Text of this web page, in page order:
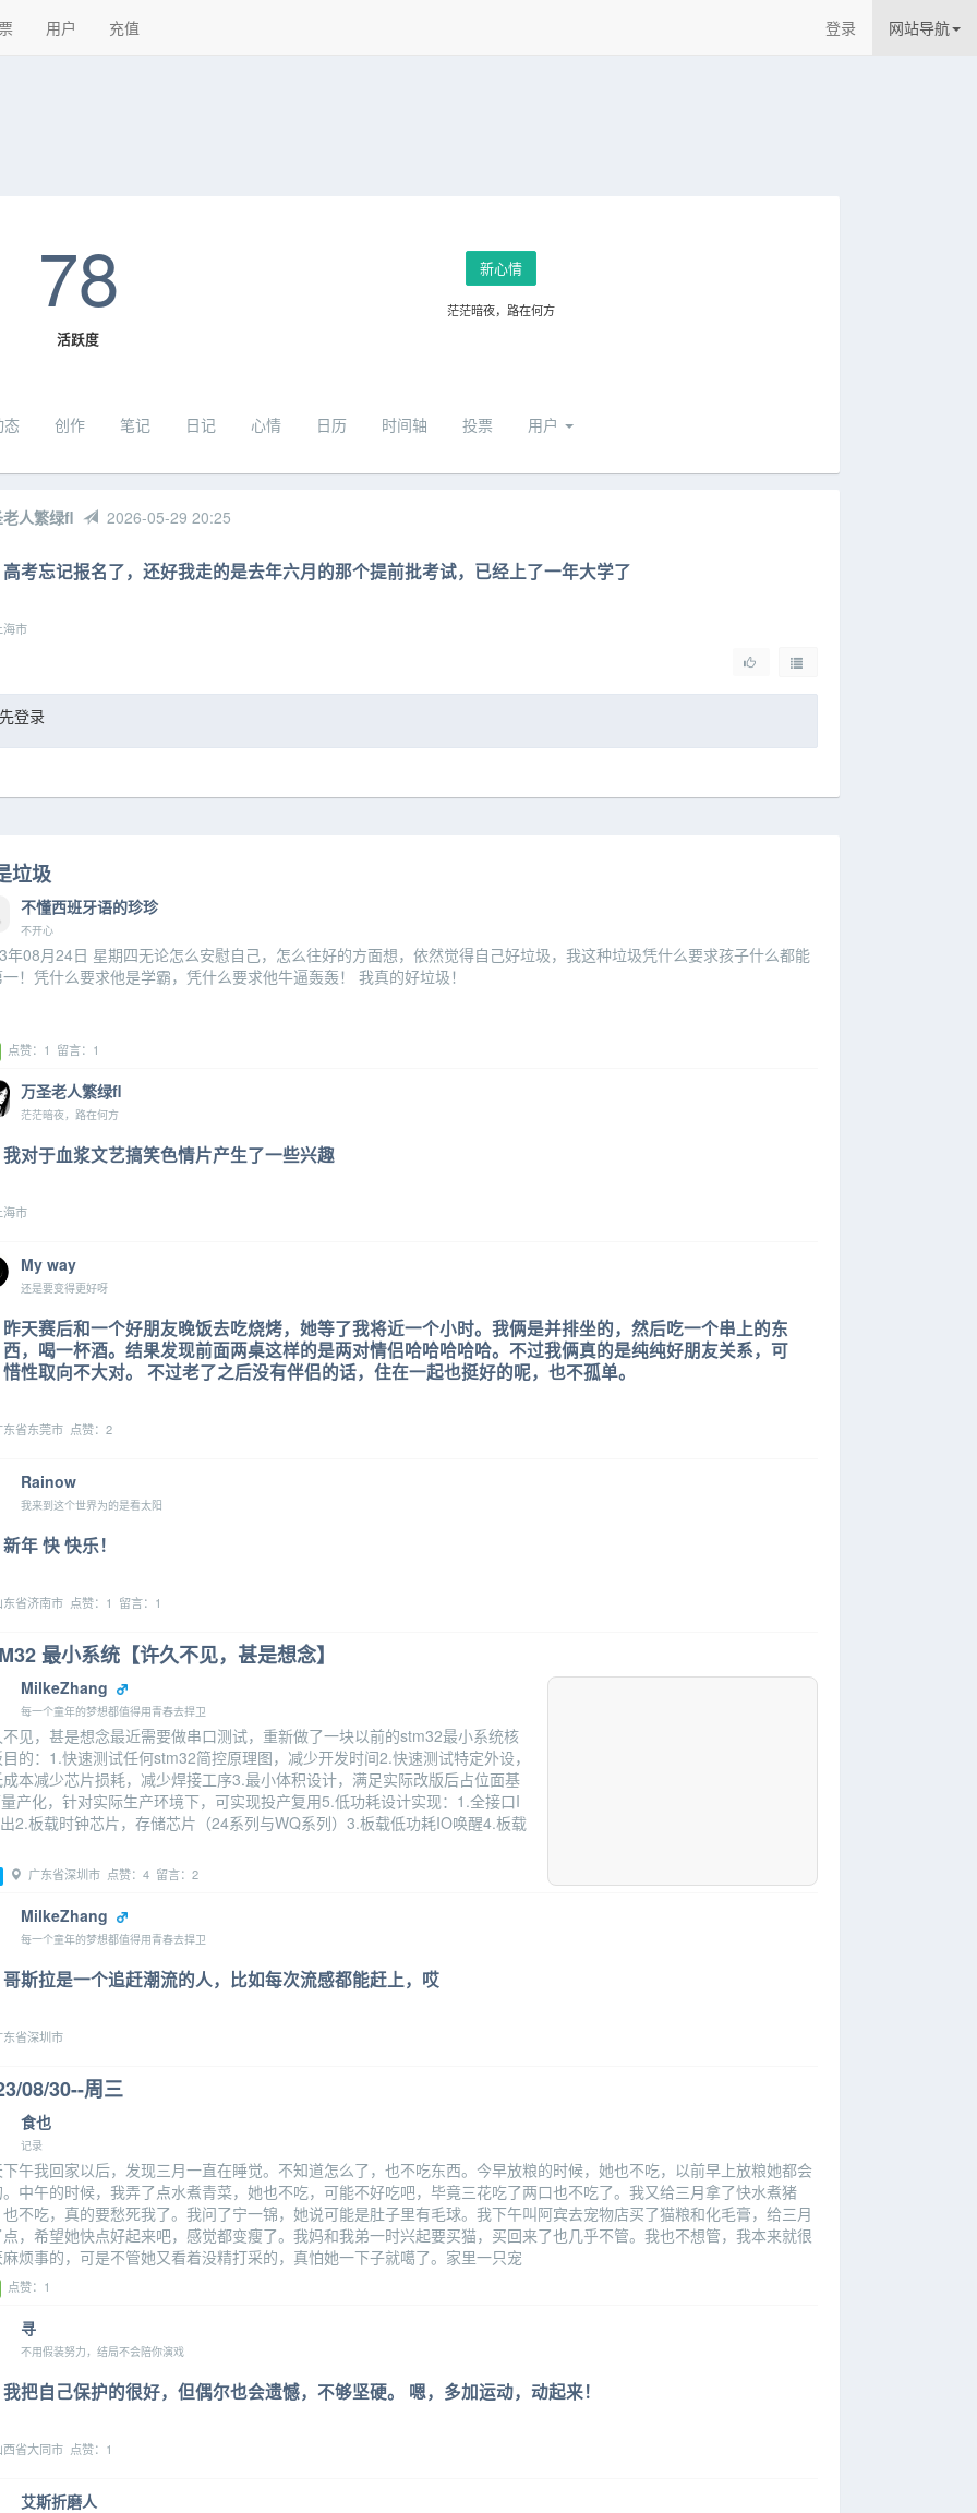
用户 充值 登录 网站导航
78
活跃度
新心情
茫茫暗夜，路在何方
态 创作 笔记 日记 心情 日历 时间轴 投票 用户
人繁绿fl 2026-05-29 20:25
高考忘记报名了，还好我走的是去年六月的那个提前批考试，已经上了一年大学了
市
登录
垃圾
不懂西班牙语的珍珍
不开心
年08月24日 星期四无论怎么安慰自己，怎么往好的方面想，依然觉得自己好垃圾，我这种垃圾凭什么要求孩子什么都能
！凭什么要求他是学霸，凭什么要求他牛逼轰轰！ 我真的好垃圾！
点赞：1 留言：1
万圣老人繁绿fl
茫茫暗夜，路在何方
我对于血浆文艺搞笑色情片产生了一些兴趣
市
My way
还是要变得更好呀
昨天赛后和一个好朋友晚饭去吃烧烤，她等了我将近一个小时。我俩是并排坐的，然后吃一个串上的东
西，喝一杯酒。结果发现前面两桌这样的是两对情侣哈哈哈哈哈。不过我俩真的是纯纯好朋友关系，可
惜性取向不大对。 不过老了之后没有伴侣的话，住在一起也挺好的呢，也不孤单。
省东莞市 点赞：2
Rainow
我来到这个世界为的是看太阳
新年 快 快乐！
省济南市 点赞：1 留言：1
最小系统【许久不见，甚是想念】
MilkeZhang
每一个童年的梦想都值得用青春去捍卫
见，甚是想念最近需要做串口测试，重新做了一块以前的stm32最小系统核
的：1.快速测试任何stm32简控原理图，减少开发时间2.快速测试特定外设，
本减少芯片损耗，减少焊接工序3.最小体积设计，满足实际改版后占位面基
产化，针对实际生产环境下，可实现投产复用5.低功耗设计实现：1.全接口I
2.板载时钟芯片，存储芯片（24系列与WQ系列）3.板载低功耗IO唤醒4.板载
广东省深圳市 点赞：4 留言：2
MilkeZhang
每一个童年的梦想都值得用青春去捍卫
哥斯拉是一个追赶潮流的人，比如每次流感都能赶上，哎
省深圳市
08/30--周三
食也
记录
午我回家以后，发现三月一直在睡觉。不知道怎么了，也不吃东西。今早放粮的时候，她也不吃，以前早上放粮她都会
中午的时候，我弄了点水煮青菜，她也不吃，可能不好吃吧，毕竟三花吃了两口也不吃了。我又给三月拿了快水煮猪
不吃，真的要愁死我了。我问了宁一锦，她说可能是肚子里有毛球。我下午叫阿宾去宠物店买了猫粮和化毛膏，给三月
，希望她快点好起来吧，感觉都变瘦了。我妈和我弟一时兴起要买猫，买回来了也几乎不管。我也不想管，我本来就很
烦事的，可是不管她又看着没精打采的，真怕她一下子就噶了。家里一只宠
点赞：1
寻
不用假装努力，结局不会陪你演戏
我把自己保护的很好，但偶尔也会遗憾，不够坚硬。 嗯，多加运动，动起来！
省大同市 点赞：1
艾斯折磨人